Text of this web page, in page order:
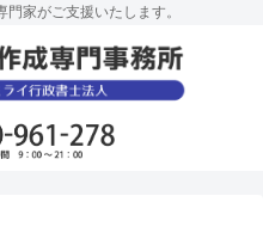
家がご支援いたします。